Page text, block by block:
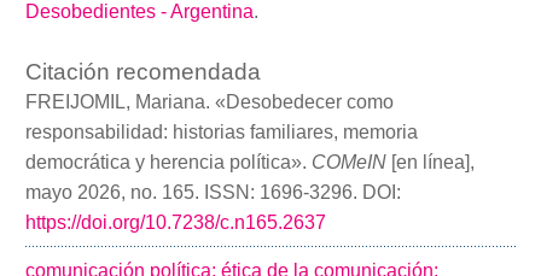
Desobedientes - Argentina.
Citación recomendada
FREIJOMIL, Mariana. «Desobedecer como
responsabilidad: historias familiares, memoria
democrática y herencia política». COMeIN [en línea],
mayo 2026, no. 165. ISSN: 1696-3296. DOI:
https://doi.org/10.7238/c.n165.2637
comunicación política; ética de la comunicación;